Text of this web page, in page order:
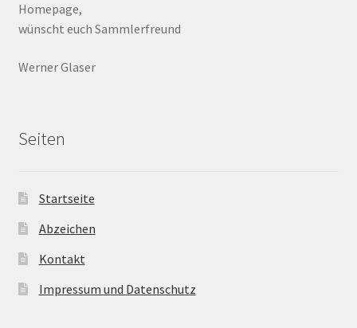
Homepage,
wünscht euch Sammlerfreund
Werner Glaser
Seiten
Startseite
Abzeichen
Kontakt
Impressum und Datenschutz